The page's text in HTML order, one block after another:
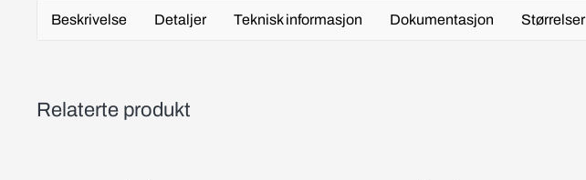
Beskrivelse Detaljer Teknisk informasjon Dokumentasjon Størrelser
Relaterte produkt